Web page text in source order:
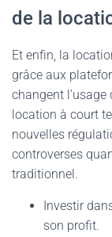
de la
Et enfin, la
grâce aux
changent
location à court
nouvelles
controverses
traditionnel.
Investir
son profit.